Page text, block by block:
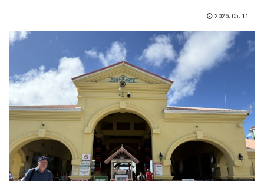
2026.05.11